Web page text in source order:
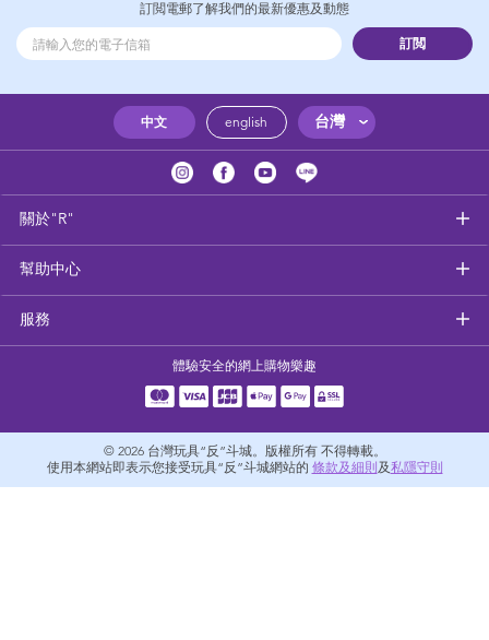
尿片及濕紙巾
餵哺及嬰兒食品
健康及安全用品
嬰兒手推車
準媽媽
毛巾及床上用品
外遊用品
訂閲電郵了解我們的最新優惠及動態
訂閲
中文 english 台灣
關於"R"
幫助中心
服務
體驗安全的網上購物樂趣
© 2026 台灣玩具“反”斗城。版權所有 不得轉載。
使用本網站即表示您接受玩具“反”斗城網站的 條款及細則 及私隱守則